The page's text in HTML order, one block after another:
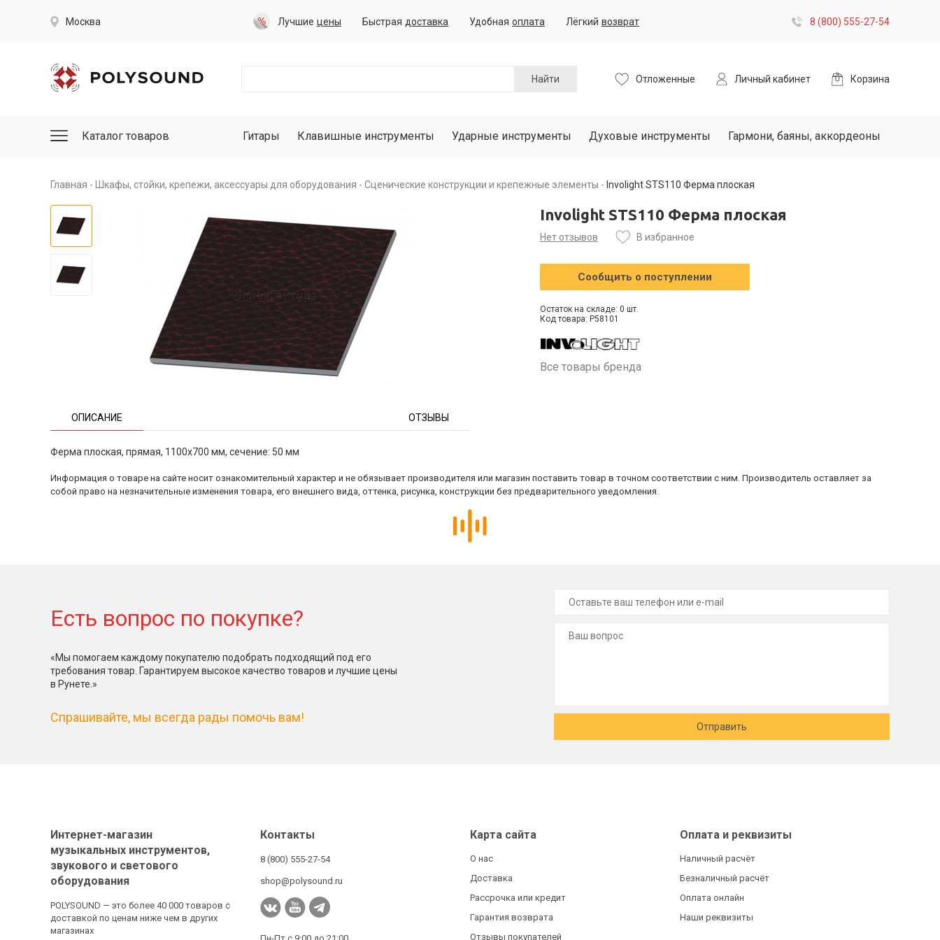
Москва Лучшие цены Быстрая доставка Удобная оплата Лёгкий возврат 8 (800) 555-27-54
Найти Отложенные Личный кабинет Корзина
Каталог товаров Гитары Клавишные инструменты Ударные инструменты Духовые инструменты Гармони, баяны, аккордеоны
Главная Шкафы, стойки, крепежи, аксессуары для оборудования Сценические конструкции и крепежные элементы Involight STS110 Ферма плоская
ОПИСАНИЕ ОТЗЫВЫ
Ферма плоская, прямая, 1100x700 мм, сечение: 50 мм
Involight STS110 Ферма плоская
Нет отзывов В избранное
Сообщить о поступлении
Остаток на складе: 0 шт.
Код товара: P58101
Все товары бренда
Информация о товаре на сайте носит ознакомительный характер и не обязывает производителя или магазин поставить товар в точном соответствии с ним. Производитель оставляет за
собой право на незначительные изменения товара, его внешнего вида, оттенка, рисунка, конструкции без предварительного уведомления.
Есть вопрос по покупке?
«Мы помогаем каждому покупателю подобрать подходящий под его
требования товар. Гарантируем высокое качество товаров и лучшие цены
в Рунете.»
Спрашивайте, мы всегда рады помочь вам!
Отправить
Интернет-магазин
музыкальных инструментов,
звукового и светового
оборудования
POLYSOUND — это более 40 000 товаров с
доставкой по ценам ниже чем в других
магазинах
Контакты
8 (800) 555-27-54
shop@polysound.ru
Карта сайта
О нас
Доставка
Рассрочка или кредит
Гарантия возврата
Отзывы покупателей
Оплата и реквизиты
Наличный расчёт
Безналичный расчёт
Оплата онлайн
Наши реквизиты